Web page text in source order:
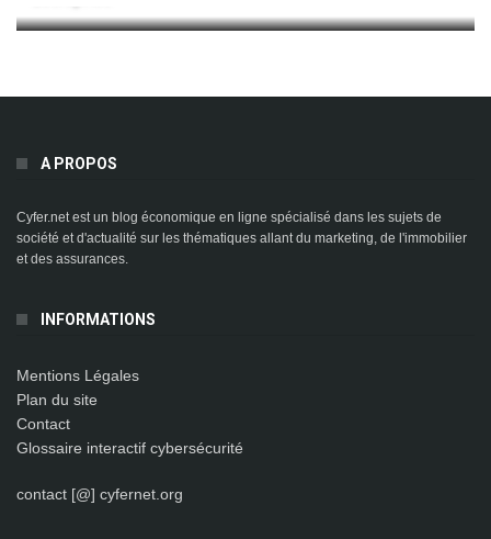
A PROPOS
Cyfer.net est un blog économique en ligne spécialisé dans les sujets de
société et d'actualité sur les thématiques allant du marketing, de l'immobilier
et des assurances.
INFORMATIONS
Mentions Légales
Plan du site
Contact
Glossaire interactif cybersécurité
contact [@] cyfernet.org